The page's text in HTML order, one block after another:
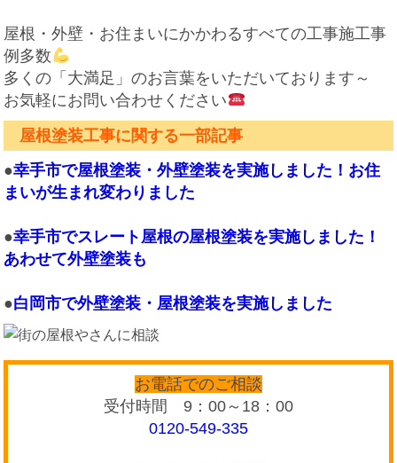
屋根・外壁・お住まいにかかわるすべての工事施工事
例多数
多くの「大満足」のお言葉をいただいております～
お気軽にお問い合わせください
屋根塗装工事に関する一部記事
●幸手市で屋根塗装・外壁塗装を実施しました！お住
まいが生まれ変わりました
●幸手市でスレート屋根の屋根塗装を実施しました！
あわせて外壁塗装も
●白岡市で外壁塗装・屋根塗装を実施しました
お電話でのご相談
受付時間 9：00～18：00
0120-549-335